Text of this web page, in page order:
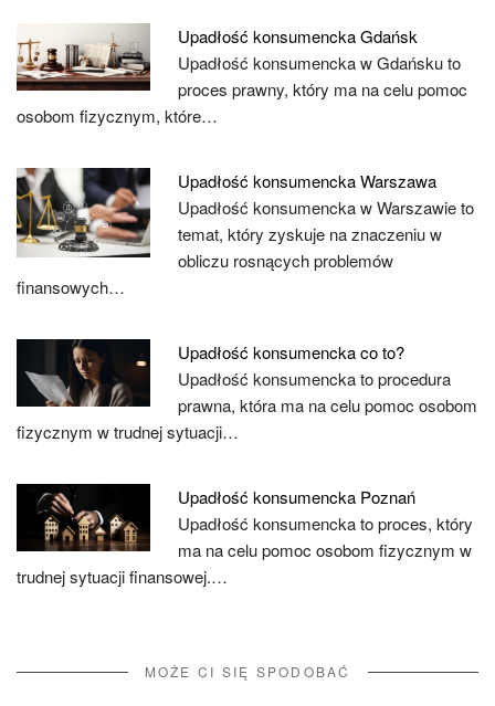
Upadłość konsumencka Gdańsk
Upadłość konsumencka w Gdańsku to
proces prawny, który ma na celu pomoc
osobom fizycznym, które…
Upadłość konsumencka Warszawa
Upadłość konsumencka w Warszawie to
temat, który zyskuje na znaczeniu w
obliczu rosnących problemów
finansowych…
Upadłość konsumencka co to?
Upadłość konsumencka to procedura
prawna, która ma na celu pomoc osobom
fizycznym w trudnej sytuacji…
Upadłość konsumencka Poznań
Upadłość konsumencka to proces, który
ma na celu pomoc osobom fizycznym w
trudnej sytuacji finansowej.…
MOŻE CI SIĘ SPODOBAĆ